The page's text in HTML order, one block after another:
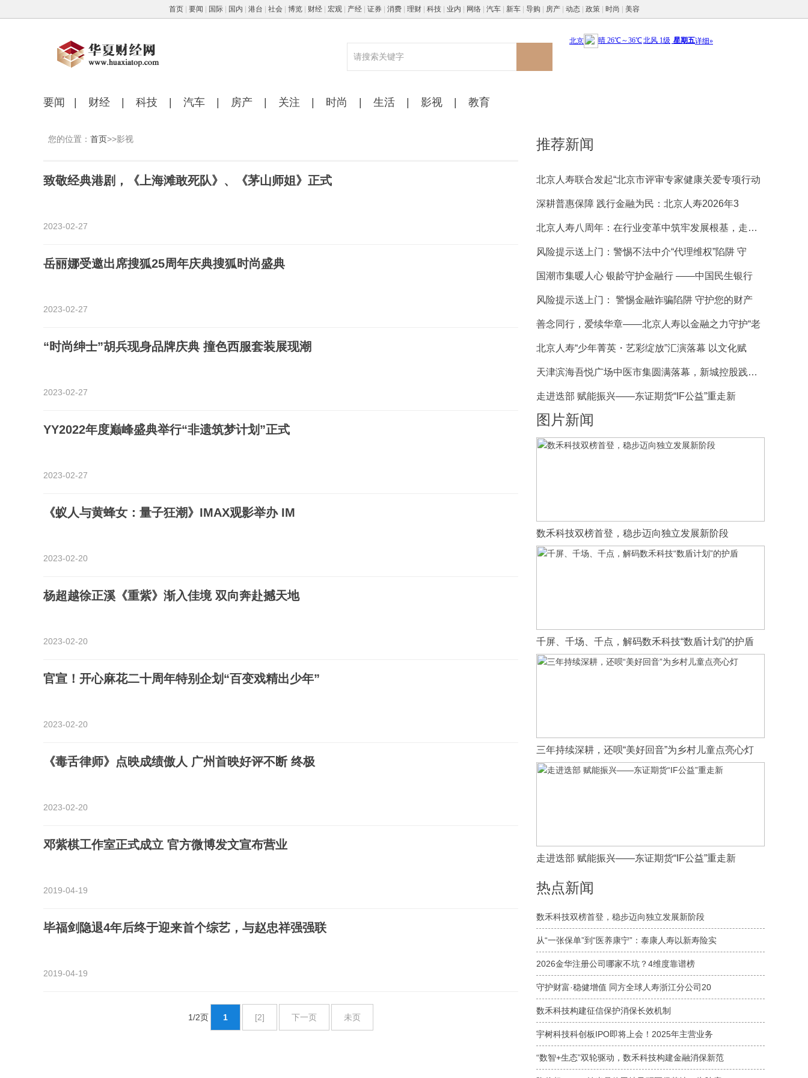
首页| 要闻 国际| 国内 港台 社会| 博览| 财经| 宏观| 产经| 证券| 消费| 理财| 科技| 业内 网络| 汽车| 新车| 导购 房产| 动态| 政策| 时尚 美容
要闻 财经 科技 汽车 房产 关注 时尚 生活 影视 教育
您的位置： 首页>>影视
致敬经典港剧，《上海滩敢死队》、《茅山师姐》正式
2023-02-27
岳丽娜受邀出席搜狐25周年庆典搜狐时尚盛典
2023-02-27
“时尚绅士”胡兵现身品牌庆典 撞色西服套装展现潮
2023-02-27
YY2022年度巅峰盛典举行“非遗筑梦计划”正式
2023-02-27
《蚁人与黄蜂女：量子狂潮》IMAX观影举办 IM
2023-02-20
杨超越徐正溪《重紫》渐入佳境 双向奔赴撼天地
2023-02-20
官宣！开心麻花二十周年特别企划“百变戏精出少年”
2023-02-20
《毒舌律师》点映成绩傲人 广州首映好评不断 终极
2023-02-20
邓紫棋工作室正式成立 官方微博发文宣布营业
2019-04-19
毕福剑隐退4年后终于迎来首个综艺，与赵忠祥强强联
2019-04-19
1/2页 1 [2] 下一页 未页
推荐新闻
北京人寿联合发起“北京市评审专家健康关爱专项行动
深耕普惠保障 践行金融为民：北京人寿2026年3
北京人寿八周年：在行业变革中筑牢发展根基，走稳特
风险提示送上门：警惕不法中介“代理维权”陷阱 守
国潮市集暖人心 银龄守护金融行 ——中国民生银行
风险提示送上门： 警惕金融诈骗陷阱 守护您的财产
善念同行，爱续华章——北京人寿以金融之力守护“老
北京人寿“少年菁英・艺彩绽放”汇演落幕 以文化赋
天津滨海吾悦广场中医市集圆满落幕，新城控股践行公
走进迭部 赋能振兴——东证期货“IF公益”重走新
图片新闻
数禾科技双榜首登，稳步迈向独立发展新阶段
千屏、千场、千点，解码数禾科技“数盾计划”的护盾
三年持续深耕，还呗“美好回音”为乡村儿童点亮心灯
走进迭部 赋能振兴——东证期货“IF公益”重走新
热点新闻
数禾科技双榜首登，稳步迈向独立发展新阶段
从“一张保单”到“医养康宁”：泰康人寿以新寿险实
2026金华注册公司哪家不坑？4维度靠谱榜
守护财富·稳健增值 同方全球人寿浙江分公司20
数禾科技构建征信保护消保长效机制
宇树科技科创板IPO即将上会！2025年主营业务
“数智+生态”双轮驱动，数禾科技构建金融消保新范